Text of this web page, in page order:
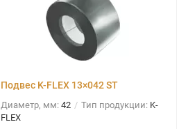
Подвес K-FLEX 13×042 ST
Диаметр, мм: 42 Тип продукции: K-
FLEX